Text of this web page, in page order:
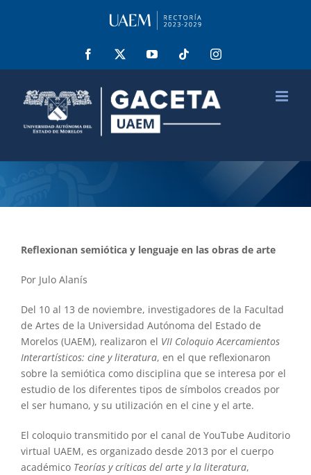
Facebook YouTube Tiktok Instagram
Reflexionan semiótica y lenguaje en las obras de arte
Por Julo Alanís
Del 10 al 13 de noviembre, investigadores de la Facultad
de Artes de la Universidad Autónoma del Estado de
Morelos (UAEM), realizaron el VII Coloquio Acercamientos
Interartísticos: cine y literatura, en el que reflexionaron
sobre la semiótica como disciplina que se interesa por el
estudio de los diferentes tipos de símbolos creados por
el ser humano, y su utilización en el cine y el arte.
El coloquio transmitido por el canal de YouTube Auditorio
virtual UAEM, es organizado desde 2013 por el cuerpo
académico Teorías y críticas del arte y la literatura,